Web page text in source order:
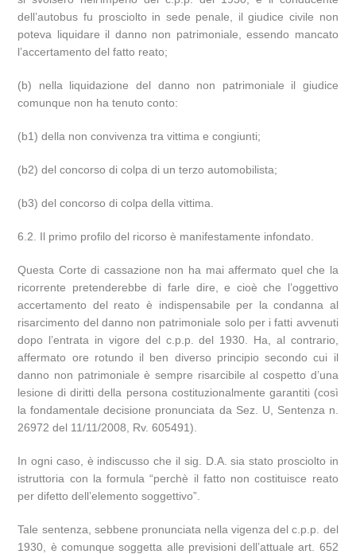
dell’autobus fu prosciolto in sede penale, il giudice civile non
poteva liquidare il danno non patrimoniale, essendo mancato
l’accertamento del fatto reato;
(b) nella liquidazione del danno non patrimoniale il giudice
comunque non ha tenuto conto:
(b1) della non convivenza tra vittima e congiunti;
(b2) del concorso di colpa di un terzo automobilista;
(b3) del concorso di colpa della vittima.
6.2. Il primo profilo del ricorso è manifestamente infondato.
Questa Corte di cassazione non ha mai affermato quel che la
ricorrente pretenderebbe di farle dire, e cioè che l’oggettivo
accertamento del reato è indispensabile per la condanna al
risarcimento del danno non patrimoniale solo per i fatti avvenuti
dopo l’entrata in vigore del c.p.p. del 1930. Ha, al contrario,
affermato ore rotundo il ben diverso principio secondo cui il
danno non patrimoniale è sempre risarcibile al cospetto d’una
lesione di diritti della persona costituzionalmente garantiti (così
la fondamentale decisione pronunciata da Sez. U, Sentenza n.
26972 del 11/11/2008, Rv. 605491).
In ogni caso, è indiscusso che il sig. D.A. sia stato prosciolto in
istruttoria con la formula “perchè il fatto non costituisce reato
per difetto dell’elemento soggettivo”.
Tale sentenza, sebbene pronunciata nella vigenza del c.p.p. del
1930, è comunque soggetta alle previsioni dell’attuale art. 652